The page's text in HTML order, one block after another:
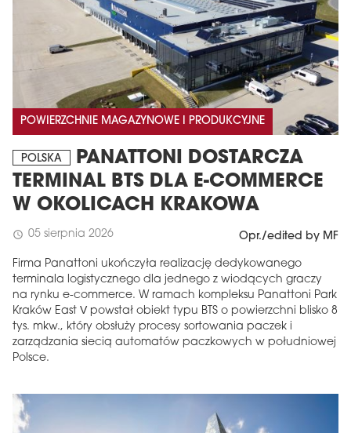
POWIERZCHNIE MAGAZYNOWE I PRODUKCYJNE
POLSKA
PANATTONI DOSTARCZA
TERMINAL BTS DLA E-COMMERCE
W OKOLICACH KRAKOWA
schedule 05 sierpnia 2026 Opr./edited by MF
Firma Panattoni ukończyła realizację dedykowanego
terminala logistycznego dla jednego z wiodących graczy
na rynku e-commerce. W ramach kompleksu Panattoni Park
Kraków East V powstał obiekt typu BTS o powierzchni blisko 8
tys. mkw., który obsłuży procesy sortowania paczek i
zarządzania siecią automatów paczkowych w południowej
Polsce.